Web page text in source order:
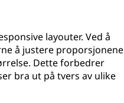
layouter. Ved å
å justere proporsjonene
Dette forbedrer
bra ut på tvers av ulike